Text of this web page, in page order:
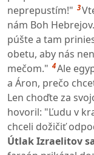
neprepustím!" 3
nám Boh
púšte a tam
obetu, aby nás
mečom." 4Ale
a Áron, prečo
Len choďte za
hovoril: "Ľudu v
chceli dožičiť
Útlak Izraelitov